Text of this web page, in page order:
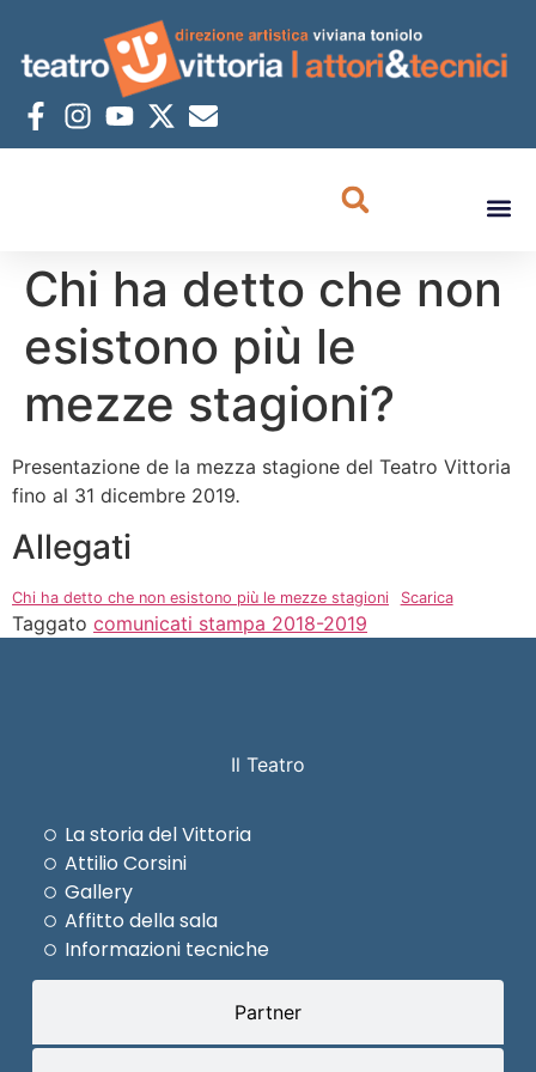
Chi ha detto che non
esistono più le
mezze stagioni?
Presentazione de la mezza stagione del Teatro Vittoria
fino al 31 dicembre 2019.
Allegati
Chi ha detto che non esistono più le mezze stagioni Scarica
Taggato comunicati stampa 2018-2019
Il Teatro
Partner
La storia del Vittoria
Attilio Corsini
Gallery
Affitto della sala
Informazioni tecniche